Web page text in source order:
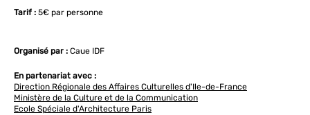
Tarif : 5€ par personne
Organisé par : Caue IDF
En partenariat avec :
Direction Régionale des Affaires Culturelles d'Ile-de-France
Ministère de la Culture et de la Communication
Ecole Spéciale d'Architecture Paris